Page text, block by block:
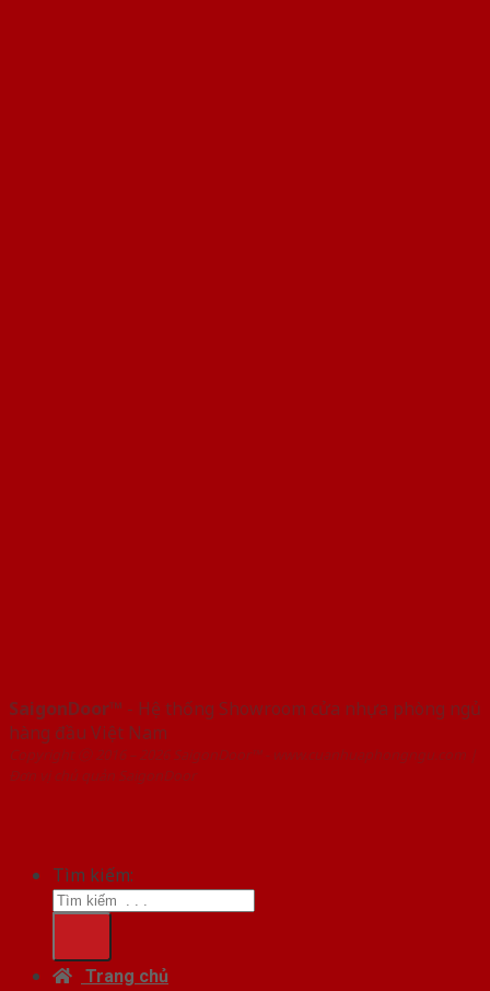
SaigonDoor™ - Hệ thống Showroom cửa nhựa phòng ngủ
hàng đầu Việt Nam
Copyright ⓒ 2016 – 2026 SaigonDoor™ - www.cuanhuaphongngu.com |
Đơn vị chủ quản SaigonDoor
Tìm kiếm:
Trang chủ